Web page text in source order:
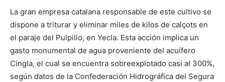
La gran empresa catalana responsable de este cultivo se
dispone a triturar y eliminar miles de kilos de calçots en
el paraje del Pulpillo, en Yecla. Esta acción implica un
gasto monumental de agua proveniente del acuífero
Cingla, el cual se encuentra sobreexplotado casi al 300%,
según datos de la Confederación Hidrográfica del Segura